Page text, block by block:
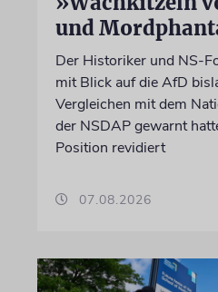
und
Der Historiker und NS-
mit Blick auf die AfD
Vergleichen mit dem
der NSDAP gewarnt
Position revidiert
07.08.2026